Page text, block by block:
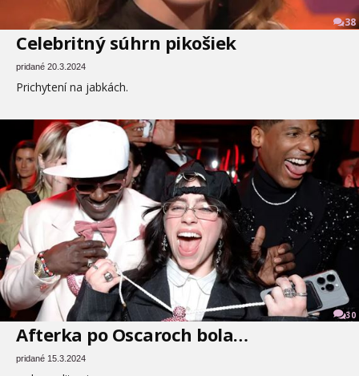
38
Celebritný súhrn pikošiek
pridané 20.3.2024
Prichytení na jabkách.
30
Afterka po Oscaroch bola…
pridané 15.3.2024